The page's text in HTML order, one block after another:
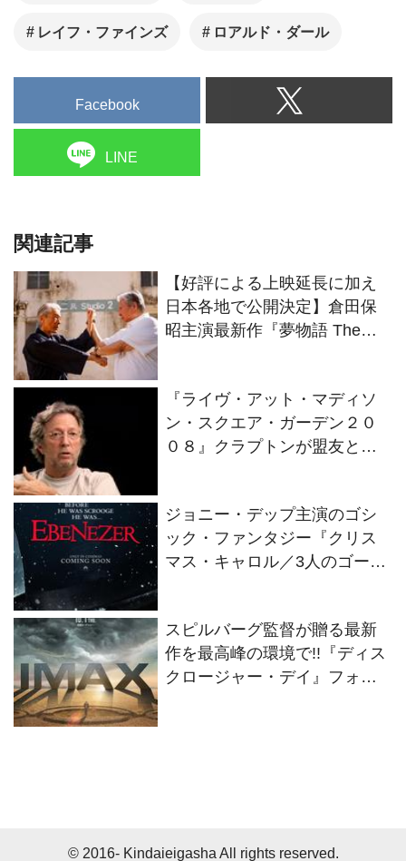
レイフ・ファインズ ロアルド・ダール
Facebook
LINE
関連記事
【好評による上映延長に加え
日本各地で公開決定】倉田保
昭主演最新作『夢物語 The
『ライヴ・アット・マディソ
ン・スクエア・ガーデン２０
０８』クラプトンが盟友との
ジョニー・デップ主演のゴシ
ック・ファンタジー『クリス
マス・キャロル／3人のゴース
スピルバーグ監督が贈る最新
作を最高峰の環境で!!『ディス
クロージャー・デイ』フォー
© 2016- Kindaieigasha All rights reserved.